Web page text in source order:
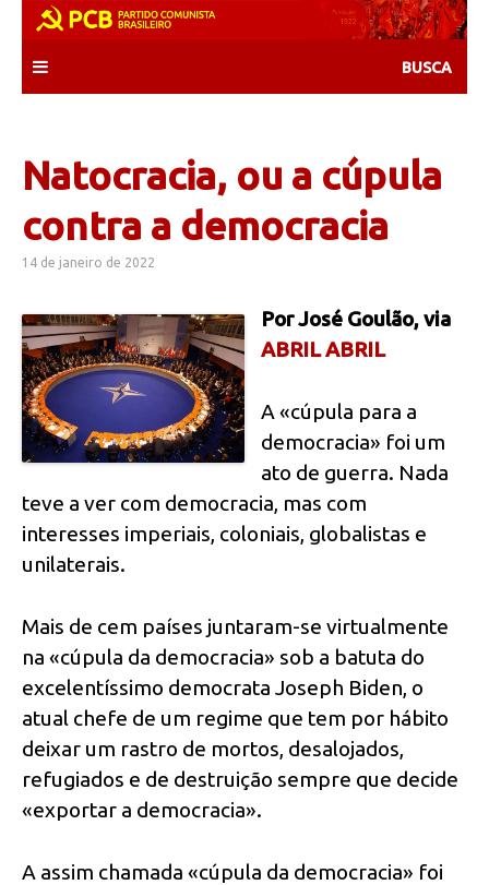
content
Natocracia, ou a cúpula
contra a democracia
14 de janeiro de 2022
Por José Goulão, via
ABRIL ABRIL
A «cúpula para a
democracia» foi um
ato de guerra. Nada
teve a ver com democracia, mas com
interesses imperiais, coloniais, globalistas e
unilaterais.
Mais de cem países juntaram-se virtualmente
na «cúpula da democracia» sob a batuta do
excelentíssimo democrata Joseph Biden, o
atual chefe de um regime que tem por hábito
deixar um rastro de mortos, desalojados,
refugiados e de destruição sempre que decide
«exportar a democracia».
A assim chamada «cúpula da democracia» foi